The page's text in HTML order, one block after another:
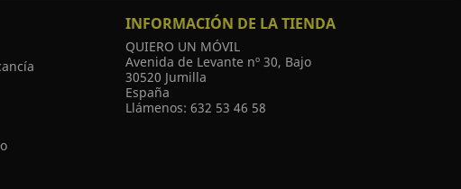
INFORMACIÓN DE LA TIENDA
QUIERO UN MÓVIL
Avenida de Levante nº 30, Bajo
30520 Jumilla
España
Llámenos: 632 53 46 58